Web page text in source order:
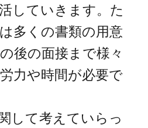
していきます。た
多くの書類の用意
後の面接まで様々
力や時間が必要で
して考えていらっ